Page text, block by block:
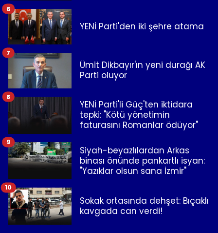
YENİ Parti'den iki şehre atama
6
Ümit Dikbayır'ın yeni durağı AK
Parti oluyor
7
YENİ Parti'li Güç'ten iktidara
tepki: "Kötü yönetimin
faturasını Romanlar ödüyor"
8
Siyah-beyazlılardan Arkas
binası önünde pankartlı isyan:
"Yazıklar olsun sana İzmir"
9
Sokak ortasında dehşet: Bıçaklı
kavgada can verdi!
10